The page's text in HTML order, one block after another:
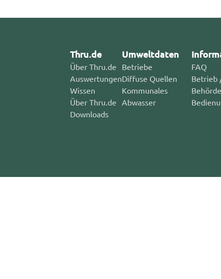
Thru.de
Über Thru.de
Auswertungen
Wissen
Über Thru.de
Downloads
Umweltdaten
Betriebe
Diffuse Quellen
Kommunales
Abwasser
FAQ
Betrieb